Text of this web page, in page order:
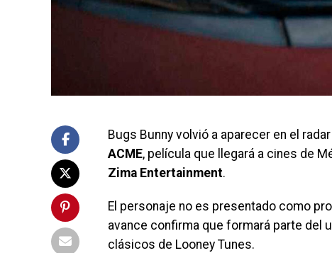
Bugs Bunny volvió a aparecer en el
ACME, película que llegará a cines de
Zima Entertainment.
El personaje no es presentado como
avance confirma que formará parte del
clásicos de Looney Tunes.